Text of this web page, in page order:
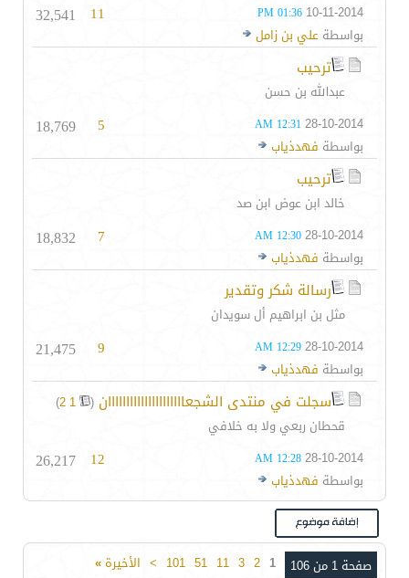
10-11-2014
01:36 PM
بواسطة علي بن زامل
11
32,541
ترحيب
عبدالله بن حسن
28-10-2014
12:31 AM
بواسطة فهدذياب
5
18,769
ترحيب
خالد ابن عوض ابن صد
28-10-2014
12:30 AM
بواسطة فهدذياب
7
18,832
رسالة شكر وتقدير
مثل بن ابراهيم أل سويدان
28-10-2014
12:29 AM
بواسطة فهدذياب
9
21,475
سجلت في منتدى الشجعااااااااااااااااااااان (
1
2
)
قحطان ربعي ولا به خلافي
28-10-2014
12:28 AM
بواسطة فهدذياب
12
26,217
صفحة 1 من 106 1
2
3
11
51
101
> الأخيرة»